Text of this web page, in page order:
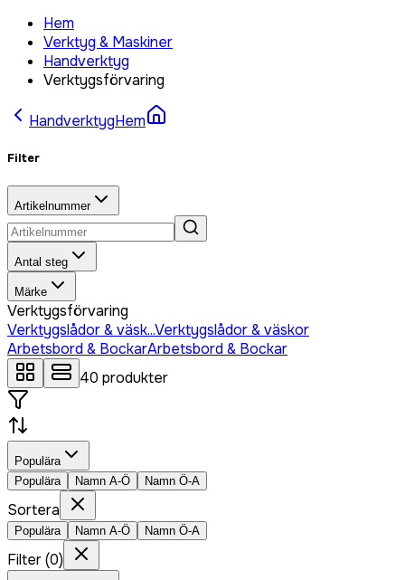
Hem
Verktyg & Maskiner
Handverktyg
Verktygsförvaring
HandverktygHem
Filter
Artikelnummer
Antal steg
Märke
Verktygsförvaring
Verktygslådor & väsk...Verktygslådor & väskor
Arbetsbord & BockarArbetsbord & Bockar
40 produkter
Populära
Populära
Namn A-Ö Namn Ö-A
Sortera
Populära Namn A-Ö Namn Ö-A
Filter(0)